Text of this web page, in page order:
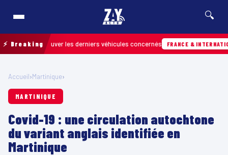
🔍
⚡ Breaking
retrouver les derniers véhicules concernés FRANCE & INTERNATIONALE
Accueil›Martinique›
MARTINIQUE
Covid-19 : une circulation autochtone
du variant anglais identifiée en
Martinique